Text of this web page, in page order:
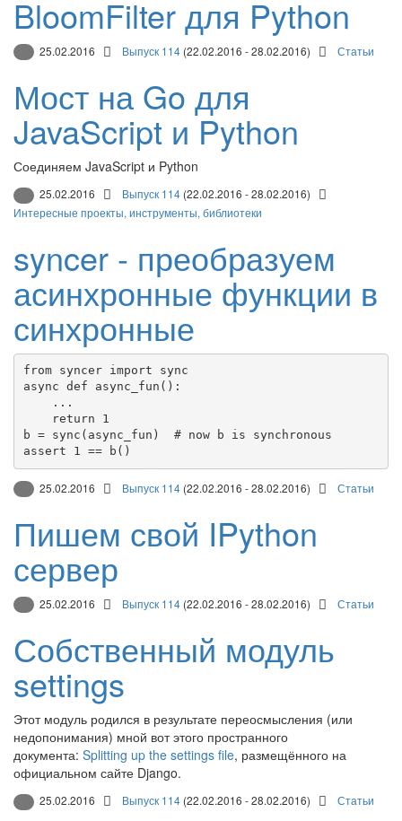
BloomFilter для Python
25.02.2016 Выпуск 114 (22.02.2016 - 28.02.2016) Статьи
Мост на Go для
JavaScript и Python
Соединяем JavaScript и Python
25.02.2016 Выпуск 114 (22.02.2016 - 28.02.2016)
Интересные проекты, инструменты, библиотеки
syncer - преобразуем
асинхронные функции в
синхронные
from syncer import
async def async_fun ():
...
return
1
b = sync(async_fun) # now b is synchronous
assert
1 == b()
25.02.2016 Выпуск 114 (22.02.2016 - 28.02.2016) Статьи
Пишем свой IPython
сервер
25.02.2016 Выпуск 114 (22.02.2016 - 28.02.2016) Статьи
Собственный модуль
settings
Этот модуль родился в результате переосмысления (или
недопонимания) мной вот этого пространного
документа: Splitting up the settings file, размещённого на
официальном сайте Django.
25.02.2016 Выпуск 114 (22.02.2016 - 28.02.2016) Статьи